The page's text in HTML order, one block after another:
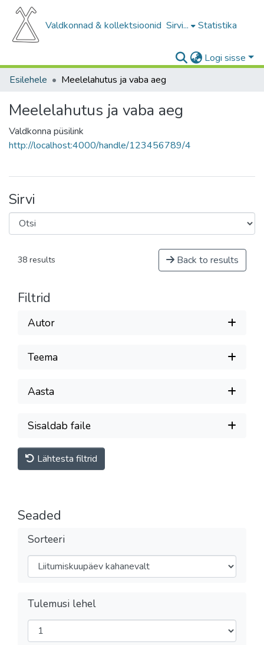
Valdkonnad & kollektsioonid Sirvi... Statistika
Logi sisse
Esilehele
Meelelahutus ja vaba aeg
Meelelahutus ja vaba aeg
Valdkonna püsilink
http://localhost:4000/handle/123456789/4
Sirvi
38 results Back to results
Filtrid
Autor
Teema
Aasta
Sisaldab faile
Lähtesta filtrid
Seaded
Sorteeri
Tulemusi lehel